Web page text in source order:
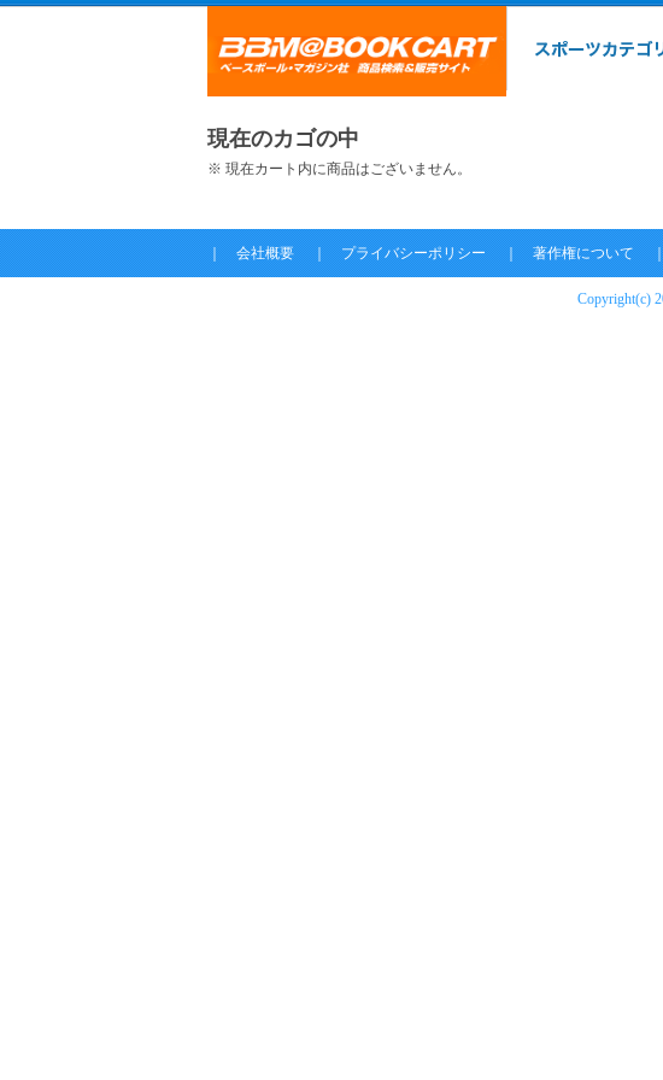
現在のカゴの中
※ 現在カート内に商品はございません。
｜会社概要｜プライバシーポリシー｜著作権について
Copyright(c)